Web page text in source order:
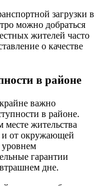
загрузки в
можно добраться
жителей часто
о качестве
в районе
важно
в районе.
жительства
и от окружающей
уровнем
гарантии
дне.